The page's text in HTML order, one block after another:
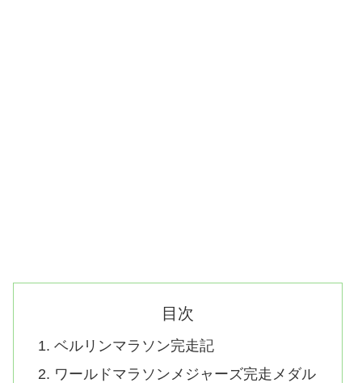
目次
ベルリンマラソン完走記
ワールドマラソンメジャーズ完走メダル